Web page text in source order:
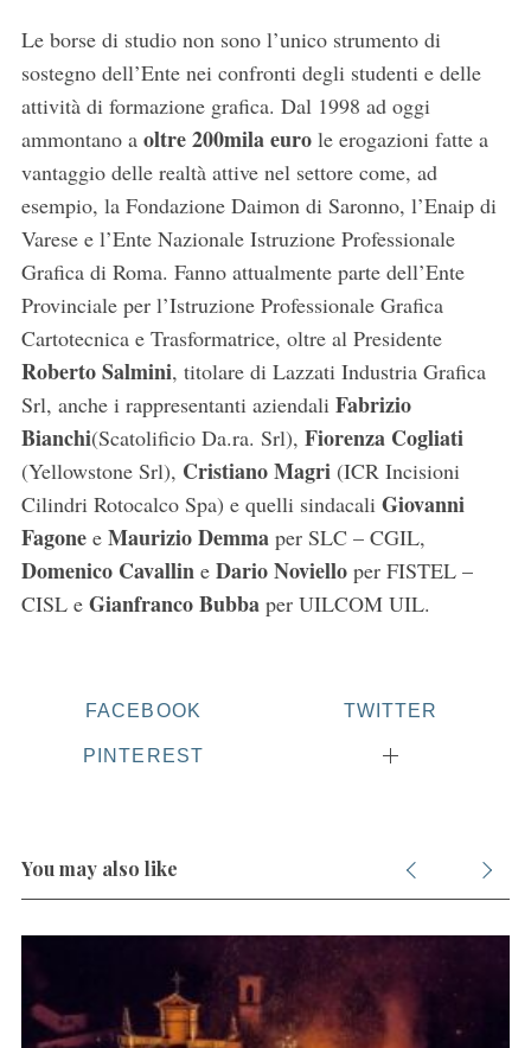
Le borse di studio non sono l’unico strumento di
sostegno dell’Ente nei confronti degli studenti e delle
attività di formazione grafica. Dal 1998 ad oggi
ammontano a oltre 200mila eurole erogazioni fatte a
vantaggio delle realtà attive nel settore come, ad
esempio, la Fondazione Daimon di Saronno, l’Enaip di
Varese e l’Ente Nazionale Istruzione Professionale
Grafica di Roma. Fanno attualmente parte dell’Ente
Provinciale per l’Istruzione Professionale Grafica
Cartotecnica e Trasformatrice, oltre al Presidente
Roberto Salmini, titolare di Lazzati Industria Grafica
Srl, anche i rappresentanti aziendali Fabrizio
Bianchi(Scatolificio Da.ra. Srl), Fiorenza Cogliati
(Yellowstone Srl), Cristiano Magri(ICR Incisioni
Cilindri Rotocalco Spa) e quelli sindacali Giovanni
Fagonee Maurizio Demmaper SLC – CGIL,
Domenico Cavalline Dario Novielloper FISTEL –
CISL e Gianfranco Bubbaper UILCOM UIL.
FACEBOOK TWITTER
PINTEREST
You may also like